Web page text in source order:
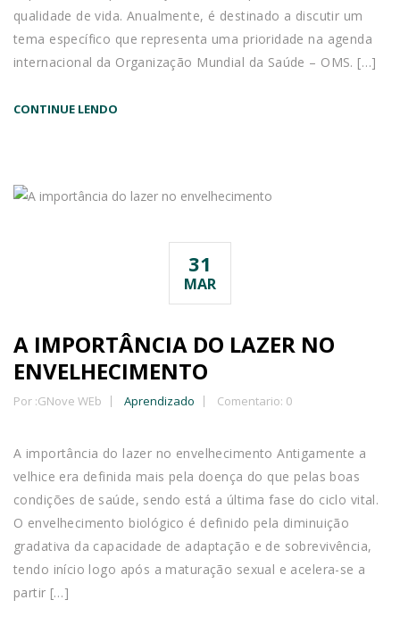
qualidade de vida. Anualmente, é destinado a discutir um
tema específico que representa uma prioridade na agenda
internacional da Organização Mundial da Saúde – OMS. […]
CONTINUE LENDO
31
MAR
A IMPORTÂNCIA DO LAZER NO
ENVELHECIMENTO
Por :GNove WEb Aprendizado Comentario: 0
A importância do lazer no envelhecimento Antigamente a
velhice era definida mais pela doença do que pelas boas
condições de saúde, sendo está a última fase do ciclo vital.
O envelhecimento biológico é definido pela diminuição
gradativa da capacidade de adaptação e de sobrevivência,
tendo início logo após a maturação sexual e acelera-se a
partir […]